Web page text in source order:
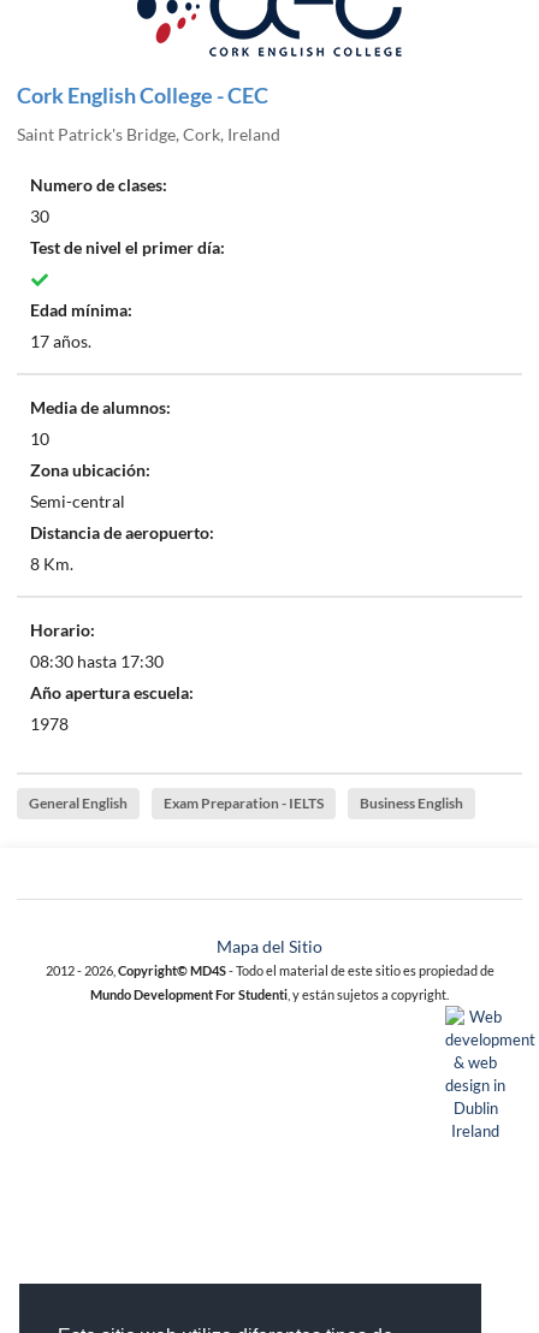
Cork English College - CEC
Saint Patrick's Bridge, Cork, Ireland
Numero de clases:
30
Test de nivel el primer día:
Edad mínima:
17 años.
Media de alumnos:
10
Zona ubicación:
Semi-central
Distancia de aeropuerto:
8 Km.
Horario:
08:30 hasta 17:30
Año apertura escuela:
1978
General English Exam Preparation - IELTS Business English
Mapa del Sitio
2012 - 2026, Copyright© MD4S- Todo el material de este sitio es propiedad de
Mundo Development For Studenti , y están sujetos a copyright.